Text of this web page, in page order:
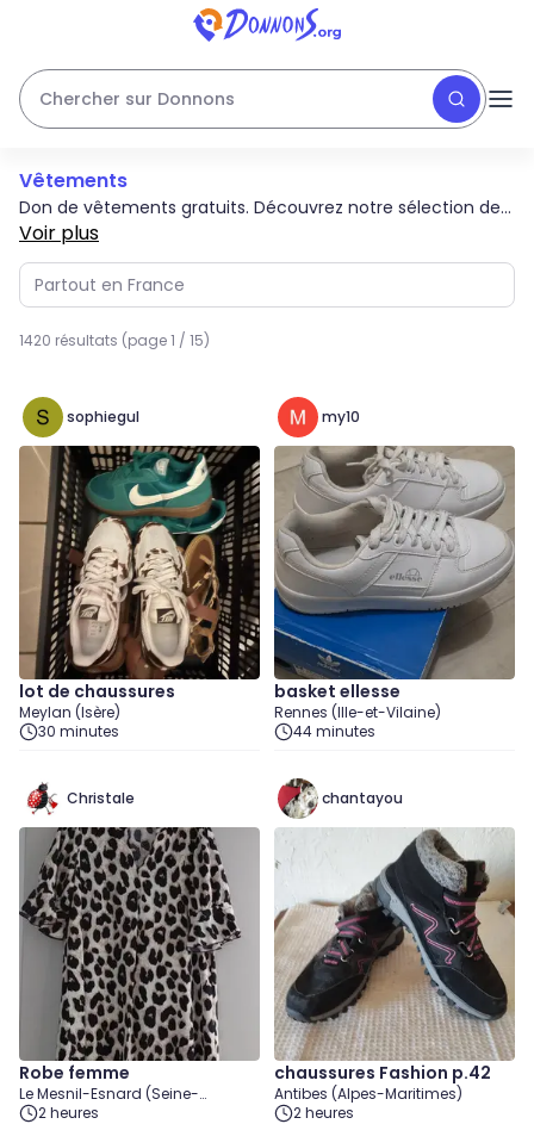
Chercher sur Donnons
Vêtements
Don de vêtements gratuits. Découvrez notre sélection de
vêtements : manteaux, chemises, pantalons et
Voir plus
1420 résultats (page 1 / 15)
sophiegul
lot de chaussures
Meylan (Isère)
30 minutes
my10
basket ellesse
Rennes (Ille-et-Vilaine)
44 minutes
Christale
Robe femme
Le Mesnil-Esnard (Seine-
Maritime)
2 heures
chantayou
chaussures Fashion p.42
Antibes (Alpes-Maritimes)
2 heures